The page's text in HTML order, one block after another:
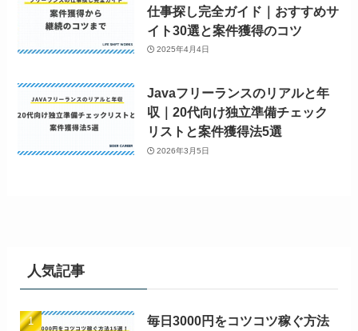
仕事探し完全ガイド｜おすすめサ
イト30選と案件獲得のコツ
2025年4月4日
Javaフリーランスのリアルと年
収｜20代向け独立準備チェック
リストと案件獲得法5選
2026年3月5日
人気記事
毎日3000円をコツコツ稼ぐ方法